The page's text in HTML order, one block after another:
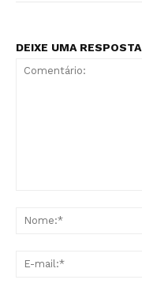
DEIXE UMA RESPOSTA